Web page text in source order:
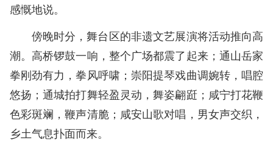
感慨地说。
傍晚时分，舞台区的非遗文艺展演将活动推向高
潮。高桥锣鼓一响，整个广场都震了起来；通山岳家
拳刚劲有力，拳风呼啸；崇阳提琴戏曲调婉转，唱腔
悠扬；通城拍打舞轻盈灵动，舞姿翩跹；咸宁打花鞭
色彩斑斓，鞭声清脆；咸安山歌对唱，男女声交织，
乡土气息扑面而来。